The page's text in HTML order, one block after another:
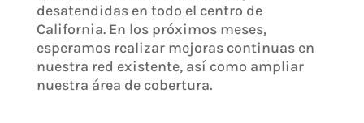
desatendidas en todo el centro de
California. En los próximos meses,
esperamos realizar mejoras continuas en
nuestra red existente, así como ampliar
nuestra área de cobertura.